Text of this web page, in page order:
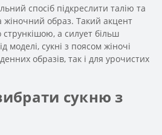
спосіб підкреслити талію та
жіночний образ. Такий акцент
стрункішою, а силует більш
моделі, сукні з поясом жіночі
образів, так і для урочистих
сукню з